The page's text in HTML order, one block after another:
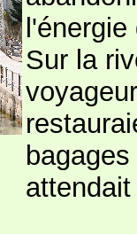
Sur la